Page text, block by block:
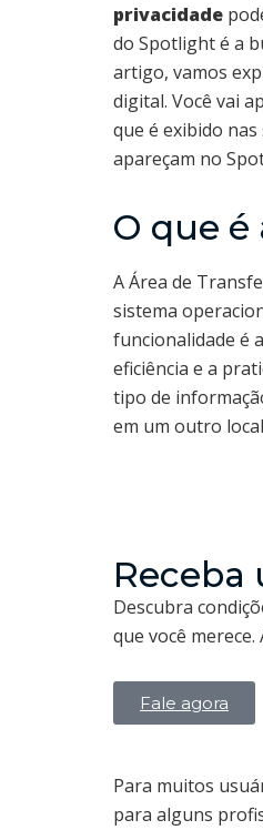
privacidade
do Spotlight é a
artigo, vamos
digital. Você vai
que é exibido
apareçam no
O que é
A Área de
sistema
funcionalidade é
eficiência e a
tipo de
em um outro
Receba
Descubra
que você
Fale agora
Para muitos
para alguns